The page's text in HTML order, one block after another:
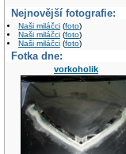
Nejnovější fotografie:
Naši miláčci (foto)
Naši miláčci (foto)
Naši miláčci (foto)
Fotka dne:
vorkoholik